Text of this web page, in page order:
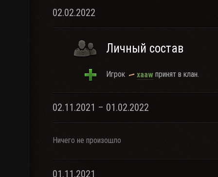
02.02.2022
Личный состав
Игрок xaaw принят в клан.
02.11.2021 – 01.02.2022
Ничего не произошло
01.11.2021